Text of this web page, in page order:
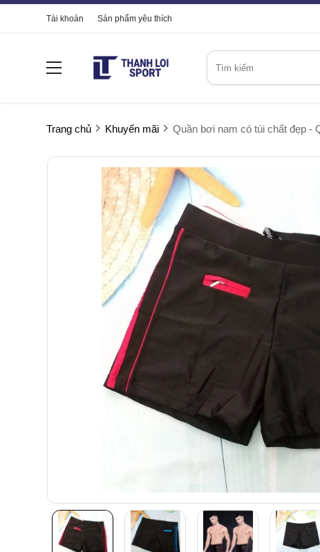
Tài khoản Sản phẩm yêu thích
Trang chủ Khuyến mãi Quần bơi nam có túi chất đẹp -